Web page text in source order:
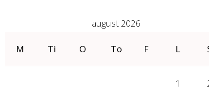
august 2026
M Ti O To F L
1